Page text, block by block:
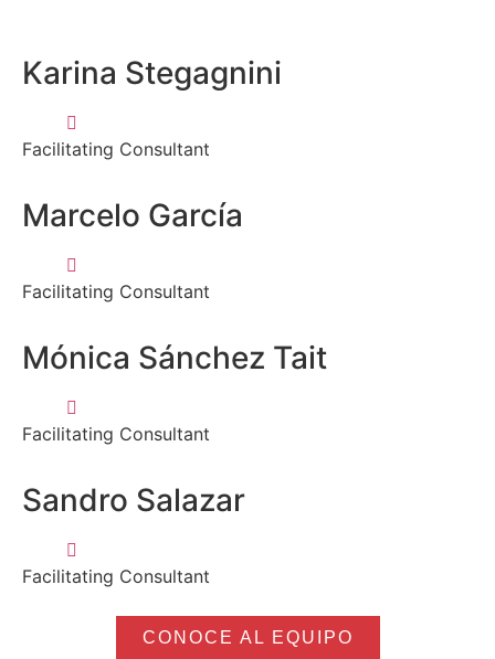
Karina Stegagnini
Facilitating Consultant
Marcelo García
Facilitating Consultant
Mónica Sánchez Tait
Facilitating Consultant
Sandro Salazar
Facilitating Consultant
CONOCE AL EQUIPO